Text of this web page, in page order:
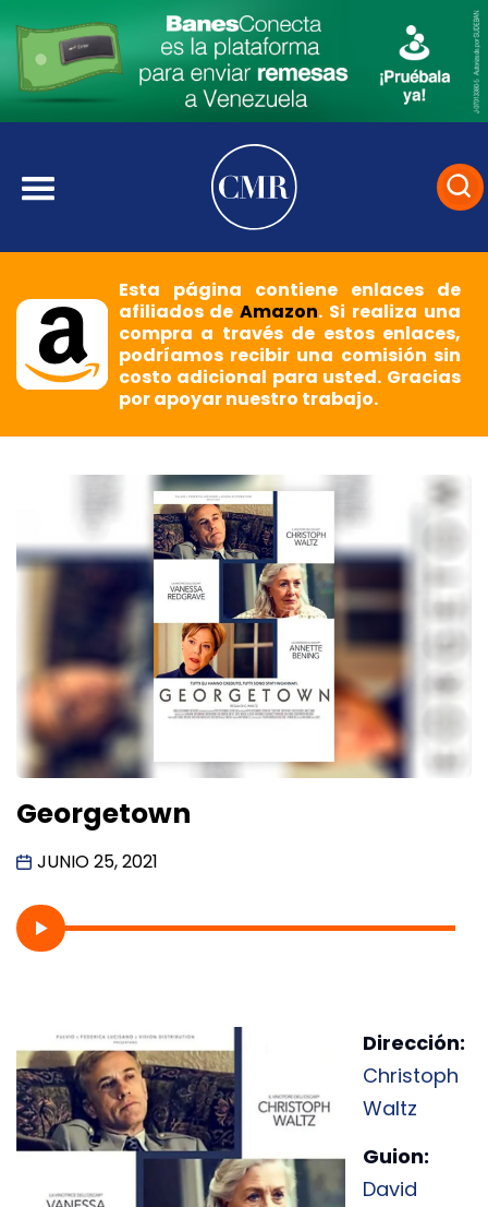
Esta página contiene enlaces de
afiliados deAmazon. Si realiza una
compra a través de estos enlaces,
podríamos recibir una comisión sin
costo adicional para usted. Gracias
por apoyar nuestro trabajo.
Georgetown
JUNIO 25, 2021
Dirección:
Christoph
Waltz
Guion:
David